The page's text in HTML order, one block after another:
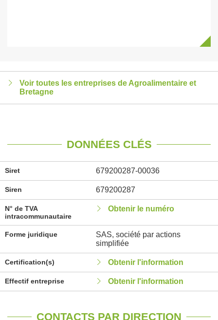
Voir toutes les entreprises de Agroalimentaire et
Bretagne
DONNÉES CLÉS
Siret 679200287-00036
Siren 679200287
N° de TVA
intracommunautaire
Obtenir le numéro
Forme juridique
SAS, société par actions
simplifiée
Certification(s) Obtenir l'information
Effectif entreprise Obtenir l'information
CONTACTS PAR DIRECTION